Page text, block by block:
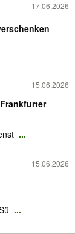
17.06.2026
15.06.2026
...
15.06.2026
...